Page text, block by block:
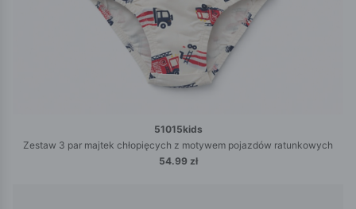
51015kids
Zestaw 3 par majtek chłopięcych z motywem pojazdów ratunkowych
54.99 zł